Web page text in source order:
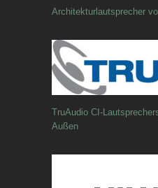
Architekturlautsprecher
TruAudio CI-
Außen